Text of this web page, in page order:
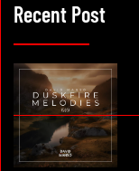
Recent Post